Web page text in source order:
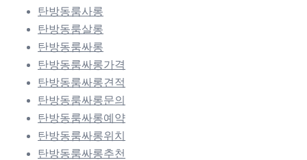
탄방동룸사롱
탄방동룸살롱
탄방동룸싸롱
탄방동룸싸롱가격
탄방동룸싸롱견적
탄방동룸싸롱문의
탄방동룸싸롱예약
탄방동룸싸롱위치
탄방동룸싸롱추천